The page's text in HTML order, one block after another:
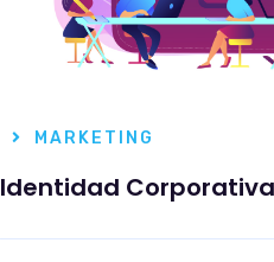
MARKETING
Identidad Corporativa